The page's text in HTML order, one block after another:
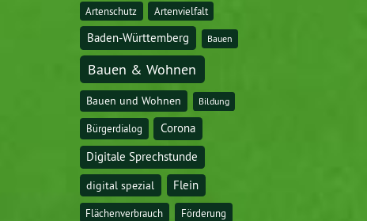
Artenschutz Artenvielfalt
Baden-Württemberg Bauen
Bauen & Wohnen
Bauen und Wohnen Bildung
Bürgerdialog Corona
Digitale Sprechstunde
digital spezial
Flein
Flächenverbrauch Förderung